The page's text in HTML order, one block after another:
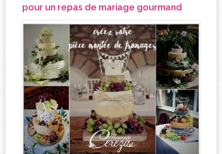
pour un repas de mariage gourmand